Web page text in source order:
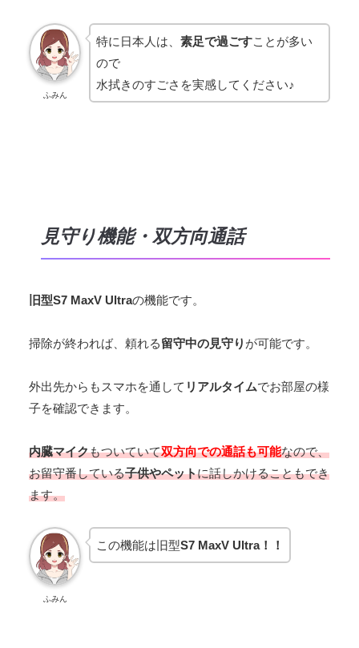
ふみん
特に日本人は、 素足で過ごすことが多い
ので
水拭きのすごさを実感してください♪
見守り機能・双方向通話
旧型S7 MaxV Ultraの機能です。
掃除が終われば、頼れる留守中の見守り が可能です。
外出先からもスマホを通して リアルタイムでお部屋の様
子を確認できます。
内臓マイクもついていて双方向での通話も可能なので、
お留守番している子供やペットに話しかけることもでき
ます。
ふみん
この機能は旧型S7 MaxV Ultra！！